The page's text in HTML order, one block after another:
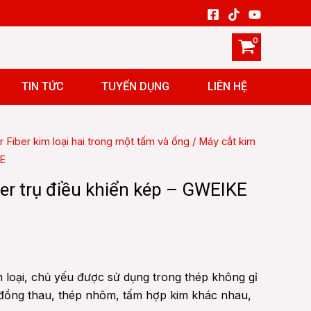
TIN TỨC TUYỂN DỤNG LIÊN HỆ
Fiber kim loại hai trong một tấm và ống / Máy cắt kim
trụ điều khiển kép – GWEIKE
chủ yếu được sử dụng trong thép không gỉ
thau, thép nhôm, tấm hợp kim khác nhau,